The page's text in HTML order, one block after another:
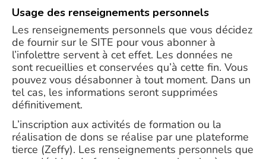
Usage des renseignements personnels
Les renseignements personnels que vous décidez
de fournir sur le SITE pour vous abonner à
l’infolettre servent à cet effet. Les données ne
sont recueillies et conservées qu’à cette fin. Vous
pouvez vous désabonner à tout moment. Dans un
tel cas, les informations seront supprimées
définitivement.
L’inscription aux activités de formation ou la
réalisation de dons se réalise par une plateforme
tierce (Zeffy). Les renseignements personnels que